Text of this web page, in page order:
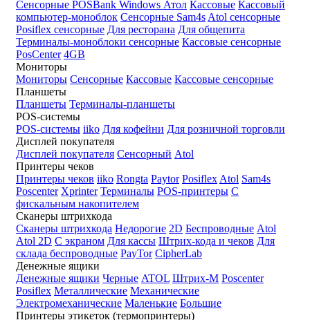
Сенсорные POSBank Windows Атол Кассовые Кассовый
компьютер-моноблок Сенсорные Sam4s Atol сенсорные
Posiflex сенсорные Для ресторана Для общепита
Терминалы-моноблоки сенсорные Кассовые сенсорные
PosCenter 4GB
Мониторы
Мониторы Сенсорные Кассовые Кассовые сенсорные
Планшеты
Планшеты Терминалы-планшеты
POS-системы
POS-системы iiko Для кофейни Для розничной торговли
Дисплей покупателя
Дисплей покупателя Сенсорный Atol
Принтеры чеков
Принтеры чеков iiko Rongta Paytor Posiflex Atol Sam4s
Poscenter Xprinter Терминалы POS-принтеры С
фискальным накопителем
Сканеры штрихкода
Сканеры штрихкода Недорогие 2D Беспроводные Atol
Atol 2D С экраном Для кассы Штрих-кода и чеков Для
склада беспроводные PayTor CipherLab
Денежные ящики
Денежные ящики Черные ATOL Штрих-М Poscenter
Posiflex Металлические Механические
Электромеханические Маленькие Большие
Принтеры этикеток (термопринтеры)